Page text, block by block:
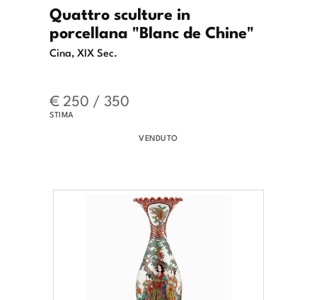
Quattro sculture in
porcellana "Blanc de Chine"
Cina, XIX Sec.
€ 250 / 350
STIMA
VENDUTO